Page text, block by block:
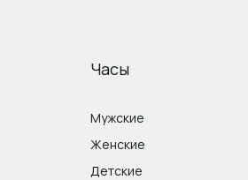
Часы
Мужские
Женские
Детские